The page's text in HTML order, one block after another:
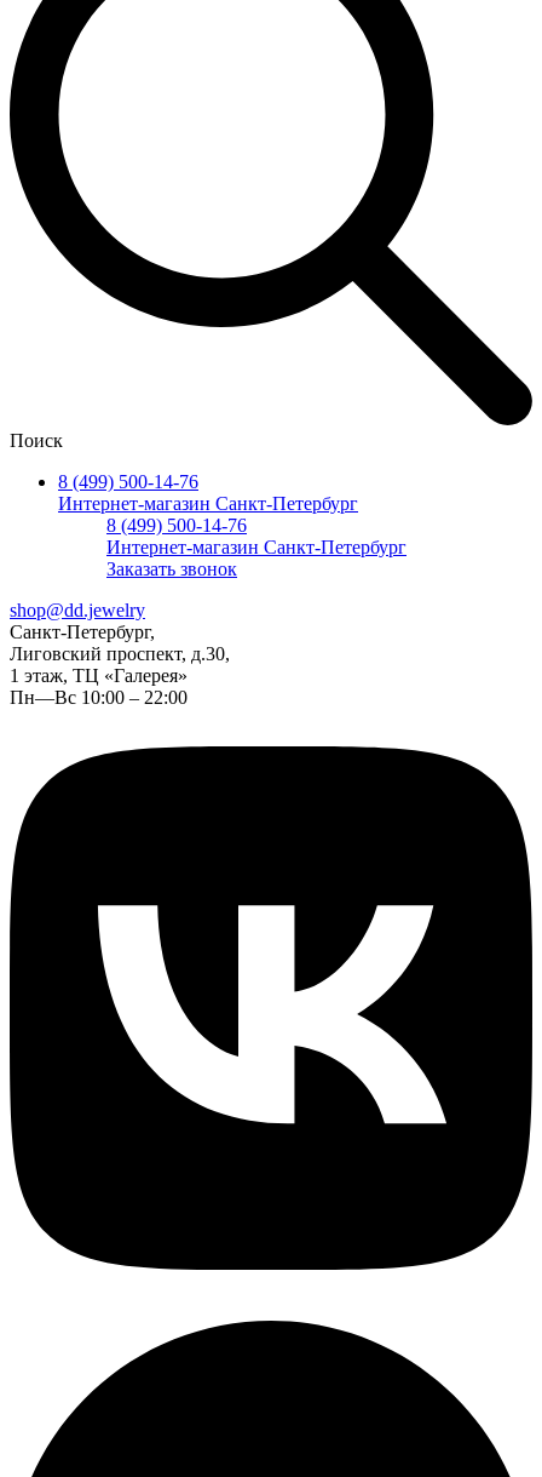
Поиск
8 (499) 500-14-76
Интернет-магазин Санкт-Петербург
8 (499) 500-14-76
Интернет-магазин Санкт-Петербург
Заказать звонок
shop@dd.jewelry
Санкт-Петербург,
Лиговский проспект, д.30,
1 этаж, ТЦ «Галерея»
Пн—Вс 10:00 – 22:00